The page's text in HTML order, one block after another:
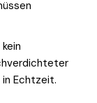
Echtzeit.